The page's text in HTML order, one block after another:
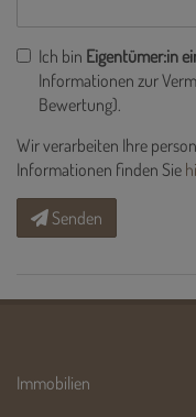
Ich bin Eigentümer:in
Informationen zur
Bewertung).
Wir verarbeiten Ihre
Informationen finden Sie
Senden
Immobilien